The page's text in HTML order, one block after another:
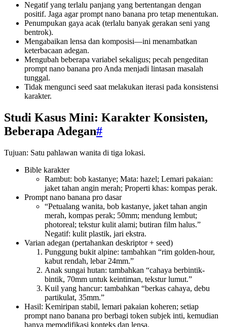
Negatif yang terlalu panjang yang bertentangan dengan
positif. Jaga agar prompt nano banana pro tetap menentukan.
Penumpukan gaya acak (terlalu banyak gerakan seni yang
bentrok).
Mengabaikan lensa dan komposisi—ini menambatkan
keterbacaan adegan.
Mengubah beberapa variabel sekaligus; pecah pengeditan
prompt nano banana pro Anda menjadi lintasan masalah
tunggal.
Tidak mengunci seed saat melakukan iterasi pada konsistensi
karakter.
Studi Kasus Mini: Karakter Konsisten,
Beberapa Adegan#
Tujuan: Satu pahlawan wanita di tiga lokasi.
Bible karakter
Rambut: bob kastanye; Mata: hazel; Lemari pakaian:
jaket tahan angin merah; Properti khas: kompas perak.
Prompt nano banana pro dasar
“Petualang wanita, bob kastanye, jaket tahan angin
merah, kompas perak; 50mm; mendung lembut;
photoreal; tekstur kulit alami; butiran film halus.”
Negatif: kulit plastik, jari ekstra.
Varian adegan (pertahankan deskriptor + seed)
Punggung bukit alpine: tambahkan “rim golden-hour,
kabut rendah, lebar 24mm.”
Anak sungai hutan: tambahkan “cahaya berbintik-
bintik, 70mm untuk keintiman, tekstur lumut.”
Kuil yang hancur: tambahkan “berkas cahaya, debu
partikulat, 35mm.”
Hasil: Kemiripan stabil, lemari pakaian koheren; setiap
prompt nano banana pro berbagi token subjek inti, kemudian
hanya memodifikasi konteks dan lensa.